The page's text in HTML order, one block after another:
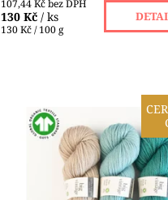
107,44 Kč bez DPH
130 Kč / ks
130 Kč / 100 g
Pro všechny, kteří potřebují
od „měkkého“ merina: Vintage
mohutná příze spředená se
„staromódním“ zákrutem,
vašemu projektu...